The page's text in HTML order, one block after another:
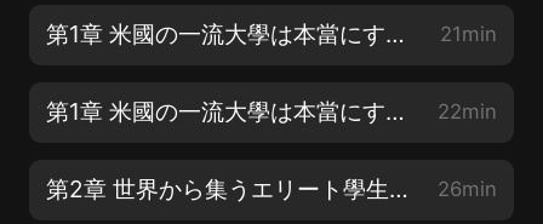
第1章 米國の一流大學は本當にすごいのか?【1】 21min
第1章 米國の一流大學は本當にすごいのか?【2】 22min
第2章 世界から集うエリート學生の生態【1】 26min